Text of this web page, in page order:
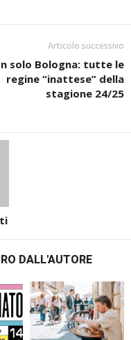
Articolo successivo
solo Bologna: tutte le
regine “inattese” della
stagione 24/25
DALL'AUTORE